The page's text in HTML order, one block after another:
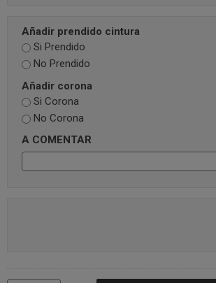
Añadir prendido cintura
Si Prendido
No Prendido
Añadir corona
Si Corona
No Corona
A COMENTAR